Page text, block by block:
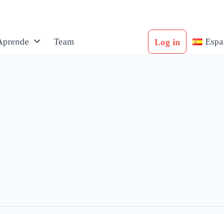
Team Log in